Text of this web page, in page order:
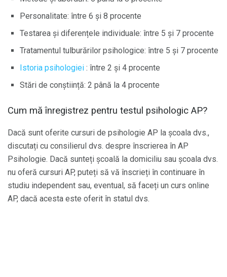
Personalitate: între 6 și 8 procente
Testarea și diferențele individuale: între 5 și 7 procente
Tratamentul tulburărilor psihologice: între 5 și 7 procente
Istoria psihologiei : între 2 și 4 procente
Stări de conștiință: 2 până la 4 procente
Cum mă înregistrez pentru testul psihologic AP?
Dacă sunt oferite cursuri de psihologie AP la școala dvs.,
discutați cu consilierul dvs. despre înscrierea în AP
Psihologie. Dacă sunteți școală la domiciliu sau școala dvs.
nu oferă cursuri AP, puteți să vă înscrieți în continuare în
studiu independent sau, eventual, să faceți un curs online
AP, dacă acesta este oferit în statul dvs.